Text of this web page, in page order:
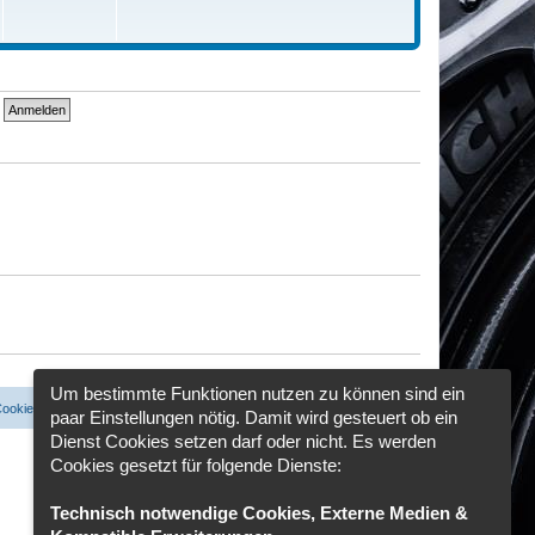
g
Alle Zeiten sind
Cookie-Einstellungen
löschen
Um bestimmte Funktionen nutzen zu können sind ein
paar Einstellungen nötig. Damit wird gesteuert ob ein
Dienst Cookies setzen darf oder nicht. Es werden
Cookies gesetzt für folgende Dienste:
Technisch notwendige Cookies, Externe Medien &